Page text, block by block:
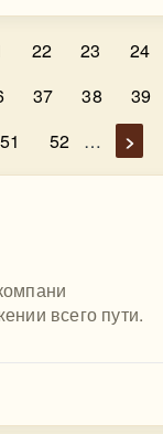
22 23
24
37 38
39
51 52 … >
всего пути.